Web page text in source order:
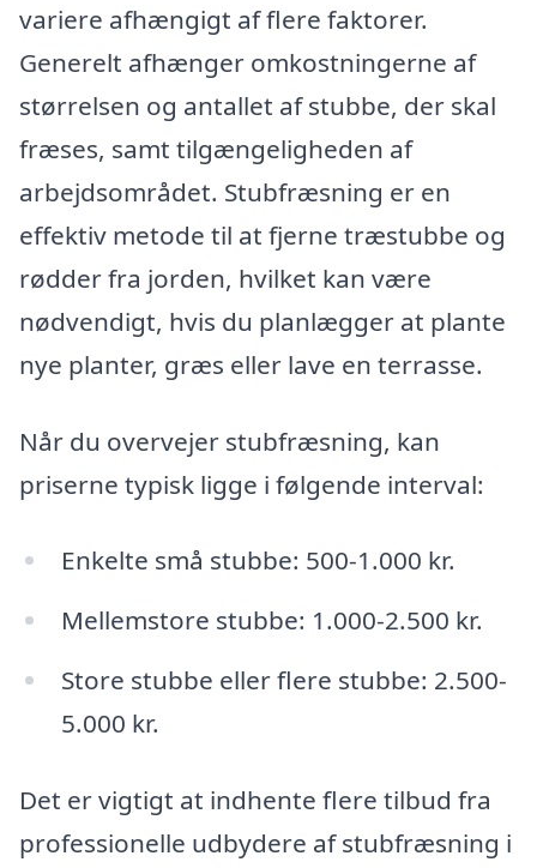
variere afhængigt af flere faktorer.
Generelt afhænger omkostningerne af
størrelsen og antallet af stubbe, der skal
fræses, samt tilgængeligheden af
arbejdsområdet. Stubfræsning er en
effektiv metode til at fjerne træstubbe og
rødder fra jorden, hvilket kan være
nødvendigt, hvis du planlægger at plante
nye planter, græs eller lave en terrasse.
Når du overvejer stubfræsning, kan
priserne typisk ligge i følgende interval:
Enkelte små stubbe: 500-1.000 kr.
Mellemstore stubbe: 1.000-2.500 kr.
Store stubbe eller flere stubbe: 2.500-
5.000 kr.
Det er vigtigt at indhente flere tilbud fra
professionelle udbydere af stubfræsning i